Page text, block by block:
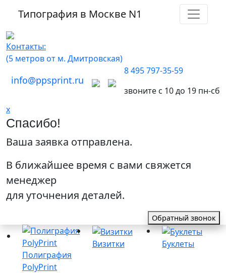
Типография в Москве N1
Контакты:
(5 метров от м. Дмитровская)
info@ppsprint.ru
8 495 797-35-59
звоните с 10 до 19 пн-сб
x
Спасибо!
Ваша заявка отправлена.
В ближайшее время с вами свяжется
менеджер
для уточнения деталей.
Обратный звонок
Полиграфия
PolyPrint
Визитки Буклеты